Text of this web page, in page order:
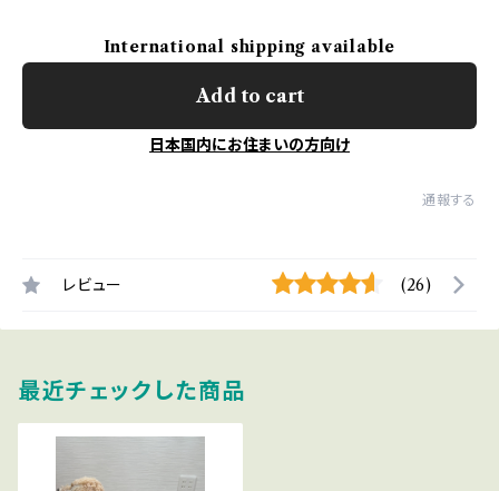
International shipping available
Add to cart
日本国内にお住まいの方向け
通報する
レビュー (26)
最近チェックした商品